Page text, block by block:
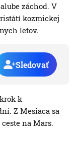
záchod. V
kozmickej
letov.
Sledovať
k
Z Mesiaca sa
na Mars.